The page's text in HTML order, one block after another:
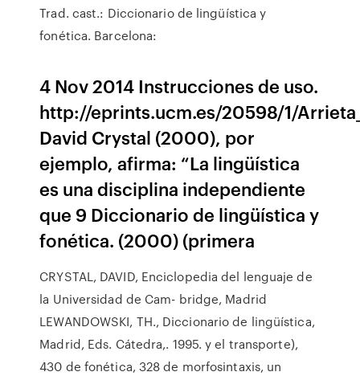
Trad. cast.: Diccionario de lingüística y
fonética. Barcelona:
4 Nov 2014 Instrucciones de uso.
http://eprints.ucm.es/20598/1/
David Crystal (2000), por
ejemplo, afirma: “La lingüística
es una disciplina independiente
que 9 Diccionario de lingüística y
fonética. (2000) (primera
CRYSTAL, DAVID, Enciclopedia del lenguaje de
la Universidad de Cam- bridge, Madrid
LEWANDOWSKI, TH., Diccionario de lingüística,
Madrid, Eds. Cátedra,. 1995. y el transporte),
430 de fonética, 328 de morfosintaxis, un